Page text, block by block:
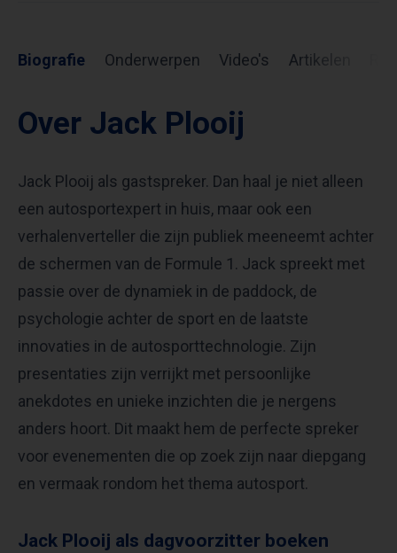
Biografie Onderwerpen Video's Artikelen
Over Jack Plooij
Jack Plooij als gastspreker. Dan haal je niet alleen
een autosportexpert in huis, maar ook een
verhalenverteller die zijn publiek meeneemt achter
de schermen van de Formule 1. Jack spreekt met
passie over de dynamiek in de paddock, de
psychologie achter de sport en de laatste
innovaties in de autosporttechnologie. Zijn
presentaties zijn verrijkt met persoonlijke
anekdotes en unieke inzichten die je nergens
anders hoort. Dit maakt hem de perfecte spreker
voor evenementen die op zoek zijn naar diepgang
en vermaak rondom het thema autosport.
Jack Plooij als dagvoorzitter boeken